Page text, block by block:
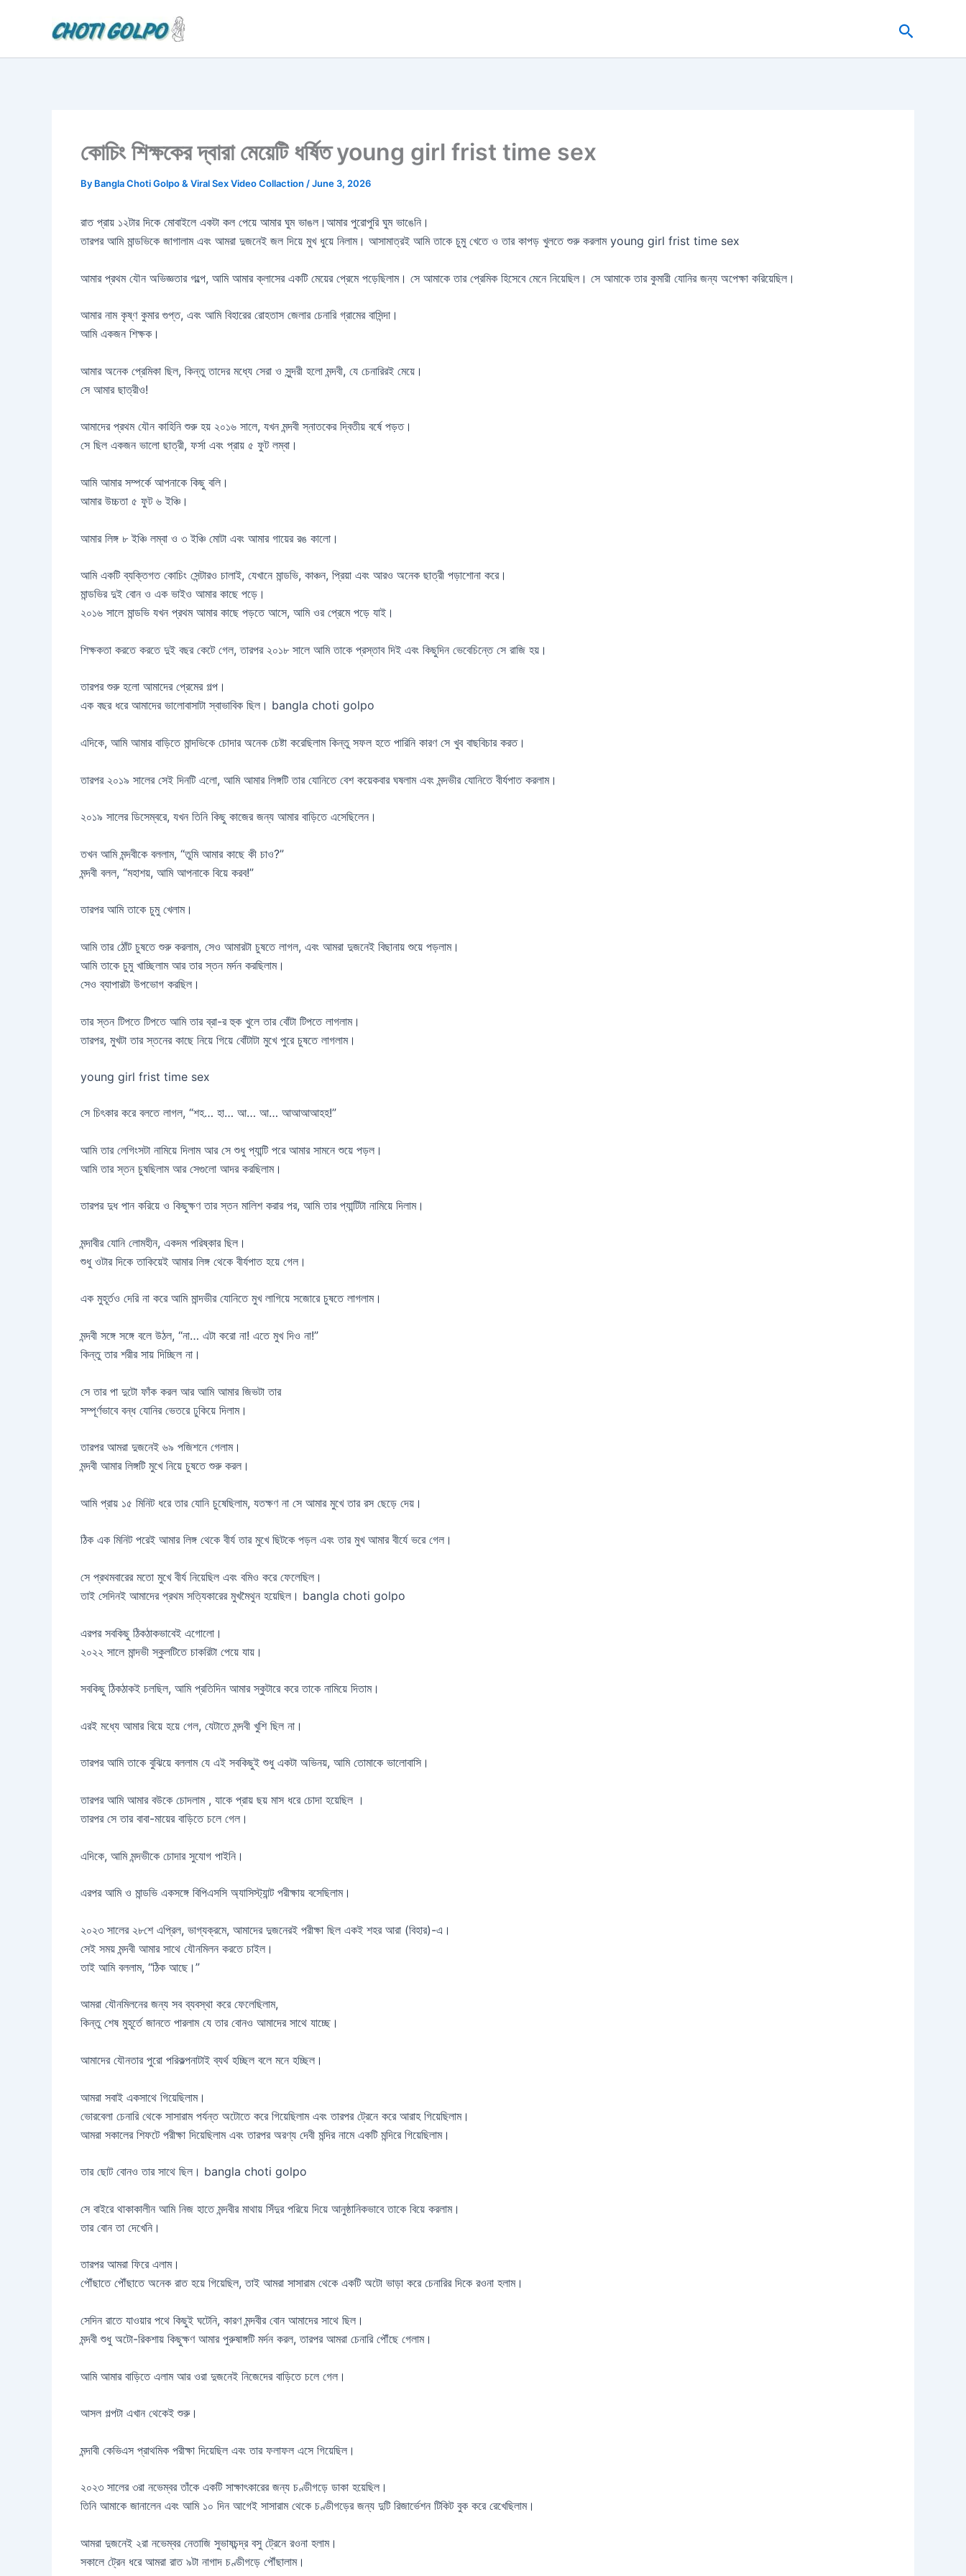
Search
কোচিং শিক্ষকের দ্বারা মেয়েটি ধর্ষিত young girl frist time sex
By Bangla Choti Golpo & Viral Sex Video Collaction /June 3, 2026
রাত প্রায় ১২টার দিকে মোবাইলে একটা কল পেয়ে আমার ঘুম ভাঙল।আমার পুরোপুরি ঘুম ভাঙেনি।
তারপর আমি মান্ডভিকে জাগালাম এবং আমরা দুজনেই জল দিয়ে মুখ ধুয়ে নিলাম। আসামাত্রই আমি তাকে চুমু খেতে ও তার কাপড় খুলতে শুরু করলাম young girl frist time sex
আমার প্রথম যৌন অভিজ্ঞতার গল্পে, আমি আমার ক্লাসের একটি মেয়ের প্রেমে পড়েছিলাম। সে আমাকে তার প্রেমিক হিসেবে মেনে নিয়েছিল। সে আমাকে তার কুমারী যোনির জন্য অপেক্ষা করিয়েছিল।
আমার নাম কৃষ্ণ কুমার গুপ্ত, এবং আমি বিহারের রোহতাস জেলার চেনারি গ্রামের বাসিন্দা।
আমি একজন শিক্ষক।
আমার অনেক প্রেমিকা ছিল, কিন্তু তাদের মধ্যে সেরা ও সুন্দরী হলো মন্দবী, যে চেনারিরই মেয়ে।
সে আমার ছাত্রীও!
আমাদের প্রথম যৌন কাহিনি শুরু হয় ২০১৬ সালে, যখন মন্দবী স্নাতকের দ্বিতীয় বর্ষে পড়ত।
সে ছিল একজন ভালো ছাত্রী, ফর্সা এবং প্রায় ৫ ফুট লম্বা।
আমি আমার সম্পর্কে আপনাকে কিছু বলি।
আমার উচ্চতা ৫ ফুট ৬ ইঞ্চি।
আমার লিঙ্গ ৮ ইঞ্চি লম্বা ও ৩ ইঞ্চি মোটা এবং আমার গায়ের রঙ কালো।
আমি একটি ব্যক্তিগত কোচিং সেন্টারও চালাই, যেখানে মান্ডভি, কাঞ্চন, প্রিয়া এবং আরও অনেক ছাত্রী পড়াশোনা করে।
মান্ডভির দুই বোন ও এক ভাইও আমার কাছে পড়ে।
২০১৬ সালে মান্ডভি যখন প্রথম আমার কাছে পড়তে আসে, আমি ওর প্রেমে পড়ে যাই।
শিক্ষকতা করতে করতে দুই বছর কেটে গেল, তারপর ২০১৮ সালে আমি তাকে প্রস্তাব দিই এবং কিছুদিন ভেবেচিন্তে সে রাজি হয়।
তারপর শুরু হলো আমাদের প্রেমের গল্প।
এক বছর ধরে আমাদের ভালোবাসাটা স্বাভাবিক ছিল। bangla choti golpo
এদিকে, আমি আমার বাড়িতে মান্দভিকে চোদার অনেক চেষ্টা করেছিলাম কিন্তু সফল হতে পারিনি কারণ সে খুব বাছবিচার করত।
তারপর ২০১৯ সালের সেই দিনটি এলো, আমি আমার লিঙ্গটি তার যোনিতে বেশ কয়েকবার ঘষলাম এবং মন্দভীর যোনিতে বীর্যপাত করলাম।
২০১৯ সালের ডিসেম্বরে, যখন তিনি কিছু কাজের জন্য আমার বাড়িতে এসেছিলেন।
তখন আমি মন্দবীকে বললাম, “তুমি আমার কাছে কী চাও?”
মন্দবী বলল, “মহাশয়, আমি আপনাকে বিয়ে করব!”
তারপর আমি তাকে চুমু খেলাম।
আমি তার ঠোঁট চুষতে শুরু করলাম, সেও আমারটা চুষতে লাগল, এবং আমরা দুজনেই বিছানায় শুয়ে পড়লাম।
আমি তাকে চুমু খাচ্ছিলাম আর তার স্তন মর্দন করছিলাম।
সেও ব্যাপারটা উপভোগ করছিল।
তার স্তন টিপতে টিপতে আমি তার ব্রা-র হুক খুলে তার বোঁটা টিপতে লাগলাম।
তারপর, মুখটা তার স্তনের কাছে নিয়ে গিয়ে বোঁটাটা মুখে পুরে চুষতে লাগলাম।
young girl frist time sex
সে চিৎকার করে বলতে লাগল, “শহ… হা… আ… আ… আআআআহহ!”
আমি তার লেগিংসটা নামিয়ে দিলাম আর সে শুধু প্যান্টি পরে আমার সামনে শুয়ে পড়ল।
আমি তার স্তন চুষছিলাম আর সেগুলো আদর করছিলাম।
তারপর দুধ পান করিয়ে ও কিছুক্ষণ তার স্তন মালিশ করার পর, আমি তার প্যান্টিটা নামিয়ে দিলাম।
মন্দাবীর যোনি লোমহীন, একদম পরিষ্কার ছিল।
শুধু ওটার দিকে তাকিয়েই আমার লিঙ্গ থেকে বীর্যপাত হয়ে গেল।
এক মুহূর্তও দেরি না করে আমি মান্দভীর যোনিতে মুখ লাগিয়ে সজোরে চুষতে লাগলাম।
মন্দবী সঙ্গে সঙ্গে বলে উঠল, “না… এটা করো না! এতে মুখ দিও না!”
কিন্তু তার শরীর সায় দিচ্ছিল না।
সে তার পা দুটো ফাঁক করল আর আমি আমার জিভটা তার
সম্পূর্ণভাবে বন্ধ যোনির ভেতরে ঢুকিয়ে দিলাম।
তারপর আমরা দুজনেই ৬৯ পজিশনে গেলাম।
মন্দবী আমার লিঙ্গটি মুখে নিয়ে চুষতে শুরু করল।
আমি প্রায় ১৫ মিনিট ধরে তার যোনি চুষেছিলাম, যতক্ষণ না সে আমার মুখে তার রস ছেড়ে দেয়।
ঠিক এক মিনিট পরেই আমার লিঙ্গ থেকে বীর্য তার মুখে ছিটকে পড়ল এবং তার মুখ আমার বীর্যে ভরে গেল।
সে প্রথমবারের মতো মুখে বীর্য নিয়েছিল এবং বমিও করে ফেলেছিল।
তাই সেদিনই আমাদের প্রথম সত্যিকারের মুখমৈথুন হয়েছিল। bangla choti golpo
এরপর সবকিছু ঠিকঠাকভাবেই এগোলো।
২০২২ সালে মান্দভী স্কুলটিতে চাকরিটা পেয়ে যায়।
সবকিছু ঠিকঠাকই চলছিল, আমি প্রতিদিন আমার স্কুটারে করে তাকে নামিয়ে দিতাম।
এরই মধ্যে আমার বিয়ে হয়ে গেল, যেটাতে মন্দবী খুশি ছিল না।
তারপর আমি তাকে বুঝিয়ে বললাম যে এই সবকিছুই শুধু একটা অভিনয়, আমি তোমাকে ভালোবাসি।
তারপর আমি আমার বউকে চোদলাম , যাকে প্রায় ছয় মাস ধরে চোদা হয়েছিল ।
তারপর সে তার বাবা-মায়ের বাড়িতে চলে গেল।
এদিকে, আমি মন্দভীকে চোদার সুযোগ পাইনি।
এরপর আমি ও মান্ডভি একসঙ্গে বিপিএসসি অ্যাসিস্ট্যান্ট পরীক্ষায় বসেছিলাম।
২০২৩ সালের ২৮শে এপ্রিল, ভাগ্যক্রমে, আমাদের দুজনেরই পরীক্ষা ছিল একই শহর আরা (বিহার)-এ।
সেই সময় মন্দবী আমার সাথে যৌনমিলন করতে চাইল।
তাই আমি বললাম, “ঠিক আছে।”
আমরা যৌনমিলনের জন্য সব ব্যবস্থা করে ফেলেছিলাম,
কিন্তু শেষ মুহূর্তে জানতে পারলাম যে তার বোনও আমাদের সাথে যাচ্ছে।
আমাদের যৌনতার পুরো পরিকল্পনাটাই ব্যর্থ হচ্ছিল বলে মনে হচ্ছিল।
আমরা সবাই একসাথে গিয়েছিলাম।
ভোরবেলা চেনারি থেকে সাসারাম পর্যন্ত অটোতে করে গিয়েছিলাম এবং তারপর ট্রেনে করে আরাহ গিয়েছিলাম।
আমরা সকালের শিফটে পরীক্ষা দিয়েছিলাম এবং তারপর অরণ্য দেবী মন্দির নামে একটি মন্দিরে গিয়েছিলাম।
তার ছোট বোনও তার সাথে ছিল। bangla choti golpo
সে বাইরে থাকাকালীন আমি নিজ হাতে মন্দবীর মাথায় সিঁদুর পরিয়ে দিয়ে আনুষ্ঠানিকভাবে তাকে বিয়ে করলাম।
তার বোন তা দেখেনি।
তারপর আমরা ফিরে এলাম।
পৌঁছাতে পৌঁছাতে অনেক রাত হয়ে গিয়েছিল, তাই আমরা সাসারাম থেকে একটি অটো ভাড়া করে চেনারির দিকে রওনা হলাম।
সেদিন রাতে যাওয়ার পথে কিছুই ঘটেনি, কারণ মন্দবীর বোন আমাদের সাথে ছিল।
মন্দবী শুধু অটো-রিকশায় কিছুক্ষণ আমার পুরুষাঙ্গটি মর্দন করল, তারপর আমরা চেনারি পৌঁছে গেলাম।
আমি আমার বাড়িতে এলাম আর ওরা দুজনেই নিজেদের বাড়িতে চলে গেল।
আসল গল্পটা এখান থেকেই শুরু।
মন্দাবী কেভিএস প্রাথমিক পরীক্ষা দিয়েছিল এবং তার ফলাফল এসে গিয়েছিল।
২০২৩ সালের ৩রা নভেম্বর তাঁকে একটি সাক্ষাৎকারের জন্য চণ্ডীগড়ে ডাকা হয়েছিল।
তিনি আমাকে জানালেন এবং আমি ১০ দিন আগেই সাসারাম থেকে চণ্ডীগড়ের জন্য দুটি রিজার্ভেশন টিকিট বুক করে রেখেছিলাম।
আমরা দুজনেই ২রা নভেম্বর নেতাজি সুভাষচন্দ্র বসু ট্রেনে রওনা হলাম।
সকালে ট্রেন ধরে আমরা রাত ৯টা নাগাদ চণ্ডীগড়ে পৌঁছালাম।